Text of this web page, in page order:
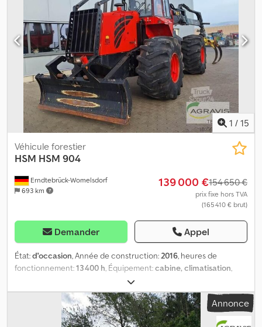
1 / 15
Erndtebrück-Womelsdorf
693 km
Véhicule forestier
HSM HSM 904
139 000 €154 650 €
prix fixe hors TVA
(165 410 € brut)
Demander Appel
État:d'occasion, Année de construction:2016, heures de
fonctionnement:13 400 h, Équipement:cabine, climatisation,
HSM 904 Tracteur forestier spécialisé HSM d’occasion en
équipement de série Moteur IVECO 6 cylindres, Common-Rail
Turbo Diesel TIER 3, 175 kW (238 DIN) Boîte à convertisseur de
couple ZF WG190 à passage sous charge 6 vitesses avant et 3
Annonce